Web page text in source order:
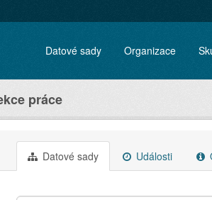
Datové sady Organizace
práce
Datové sady Události